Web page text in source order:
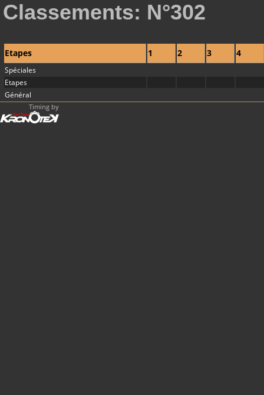
Classements: N°302
Etapes 1 2 3 4
Spéciales
Etapes
Général
Timing by